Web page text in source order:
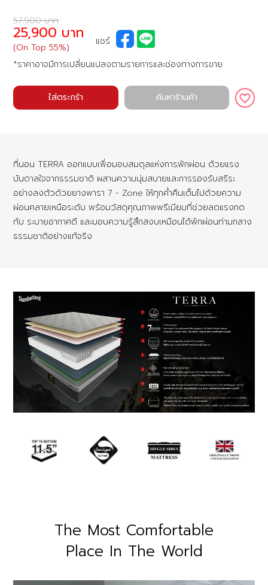
57,900 บาท
25,900 บาท
(On Top 55%)
แชร์
*ราคาอาจมีการเปลี่ยนแปลงตามรายการและช่องทางการขาย
ใส่ตระกร้า ค้นหาร้านค้า
ที่นอน TERRA ออกแบบเพื่อมอบสมดุลแห่งการพักผ่อน ด้วยแรง
บันดาลใจจากธรรมชาติ ผสานความนุ่มสบายและการรองรับสรีระ
อย่างลงตัวด้วยยางพารา 7 - Zone ให้ทุกค่ำคืนเต็มไปด้วยความ
ผ่อนคลายเหนือระดับ พร้อมวัสดุคุณภาพพรีเมียมที่ช่วยลดแรงกด
ทับ ระบายอากาศดี และมอบความรู้สึกสงบเหมือนได้พักผ่อนท่ามกลาง
ธรรมชาติอย่างแท้จริง
The Most Comfortable
Place In The World